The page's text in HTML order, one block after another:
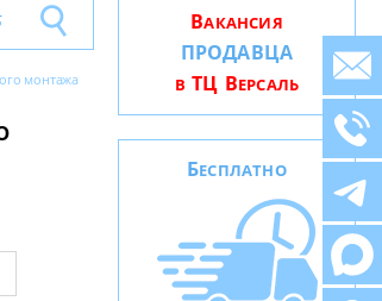
монтажа
ВАКАНСИЯ
ПРОДАВЦА
В ТЦ ВЕРСАЛЬ
БЕСПЛАТНО